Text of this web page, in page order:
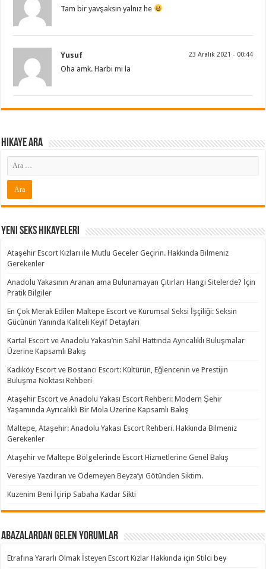
Tam bir yavşaksın yalnız he
Yusuf 23 Aralık 2021 - 00:44
Oha amk. Harbi mi la
Hikaye ARA
Yeni Seks Hikayeleri
Ataşehir Escort Kızları ile Mutlu Geceler Geçirin. Hakkında Bilmeniz
Gerekenler
Anadolu Yakasının Aranan ama Bulunamayan Çıtırları Hangi Sitelerde? İçin
Pratik Bilgiler
En Çok Merak Edilen Maltepe Escort ve Kurumsal Seksi İşçiliği: Seksin
Gücünün Yanında Kaliteli Keyif Detayları
Kartal Escort ve Anadolu Yakası’nın Sahil Hattında Ayrıcalıklı Buluşmalar
Üzerine Kapsamlı Bakış
Kadıköy Escort ve Bostancı Escort: Kültürün, Eğlencenin ve Prestijin
Buluşma Noktası Rehberi
Ataşehir Escort ve Anadolu Yakası Escort Rehberi: Modern Şehir
Yaşamında Ayrıcalıklı Bir Mola Üzerine Kapsamlı Bakış
Maltepe, Ataşehir: Anadolu Yakası Escort Rehberi. Hakkında Bilmeniz
Gerekenler
Ataşehir ve Maltepe Bölgelerinde Escort Hizmetlerine Genel Bakış
Veresiye Yazdıran ve Ödemeyen Beyza’yı Götünden Siktim.
Kuzenim Beni İçirip Sabaha Kadar Sikti
Abazalardan Gelen Yorumlar
Etrafına Yararlı Olmak İsteyen Escort Kızlar Hakkında içinStilci bey